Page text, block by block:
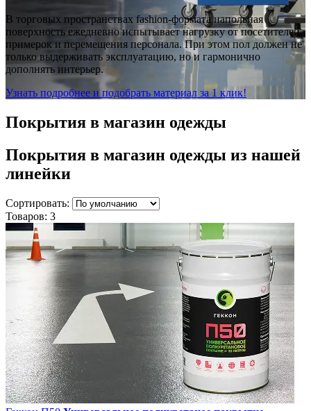
В торговых пространствах fashion-формата напольная
поверхность ежедневно испытывает нагрузку от посетителей,
примерок и перемещения персонала. При этом пол должен не
только выдерживать эксплуатацию, но и гармонично
дополнять интерьер.
Узнать подробнее и подобрать материал за 1 клик!
Покрытия в магазин одежды
Покрытия в магазин одежды из нашей
линейки
Сортировать:
Товаров: 3